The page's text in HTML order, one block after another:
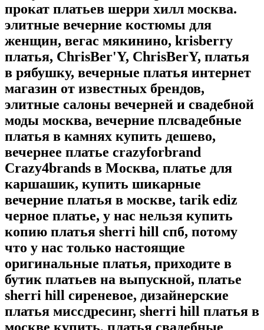
прокат платьев шерри хилл москва.
элитные вечерние костюмы для
женщин, вегас мякинино, krisberry
платья, ChrisBer'Y, ChrisBerY, платья
в рябушку, вечерные платья интернет
магазин от известных брендов,
элитные салоны вечерней и свадебной
моды москва, вечерние плсвадебные
платья в камнях купить дешево,
вечернее платье crazyforbrand
Crazy4brands в Москва, платье для
каршашик, купить шикарные
вечерние платья в москве, tarik ediz
черное платье, у нас нельзя купить
копию платья sherri hill спб, потому
что у нас только настоящие
оригинальные платья, приходите в
бутик платьев на выпускной, платье
sherri hill сиреневое, дизайнерские
платья миссдресинг, sherri hill платья в